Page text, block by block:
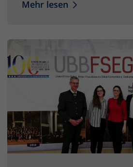
Mehr lesen